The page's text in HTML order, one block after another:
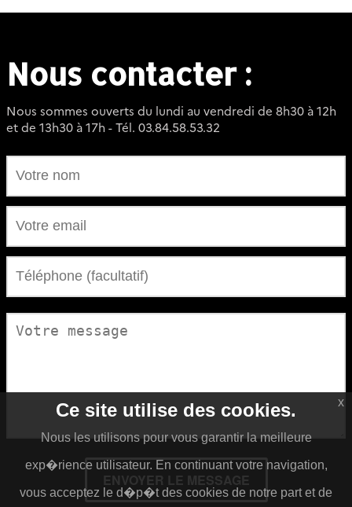
Nous contacter :
Nous sommes ouverts du lundi au vendredi de 8h30 à 12h
et de 13h30 à 17h - Tél. 03.84.58.53.32
ENVOYER LE MESSAGE
Ce site utilise des cookies.
Nous les utilisons pour vous garantir la meilleure
exp�rience utilisateur. En continuant votre navigation,
vous acceptez le d�p�t des cookies de notre part et de
x